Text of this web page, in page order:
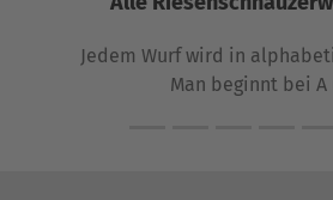
Jedem Wurf wird in
Man beginnt bei